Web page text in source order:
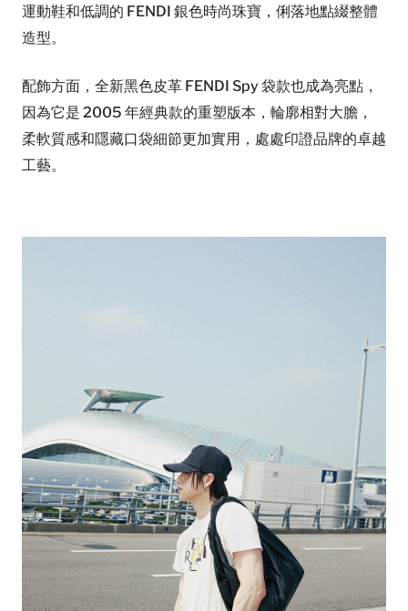
運動鞋和低調的 FENDI 銀色時尚珠寶，俐落地點綴整體
造型。
配飾方面，全新黑色皮革 FENDI Spy 袋款也成為亮點，
因為它是 2005 年經典款的重塑版本，輪廓相對大膽，
柔軟質感和隱藏口袋細節更加實用，處處印證品牌的卓越
工藝。